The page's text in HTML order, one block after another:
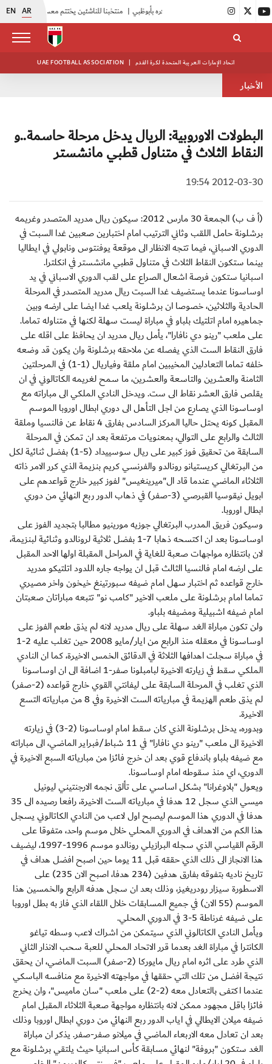
EN AR منتخبنا للناشئين يختتم معسكره الخارجي في صربيا |
UAE FOOTBALL ASSOCIATION | اتحاد الإمارات العربية المتحدة لكرة القدم
الأخبار
البطولات الاوروبية: الريال يدخل مرحلة حاسمة..و
النقاط الثلاث في متناول قطبي مانشستر
2012-03-30 19:54
(أ ف ب) الجمعة 30 مارس 2012: سيكون ريال مدريد المتصدر وغريمه
برشلونة حامل اللقب وثاني الترتيب امام اختبارين صعبين غدا السبت في
الدوري الاسباني، فيما تتجه الانظار الى موقعة يوفنتوس ونابولي في ايطاليا
بينما ستكون النقاط الثلاث في متناول قطبي مانشستر في انكلترا.
اسبانيا ستكون فرصة اشعال الصراع على لقب الدوري الاسباني في يد
اوساسونا عندما يستضيف غدا السبت ريال مدريد المتصدر في المرحلة
الحادية والثلاثين، خصوصا ان برشلونة يلعب غدا ايضا على ارضه وبين
جماهيره امام اتلتيك بلباو في مباراة ليست سهلة لكنها في متناوله تماما.
على ملعب "رينو دي نافارا"، يأمل ريال مدريد ان يحافظ على اقله على
فارق النقاط الست الذي يفصله عن ملاحقه برشلونة وان يكون قد وضعه
خلفه تماما التعادلين المخيبين امام ملقة وفياريال (1-1) في المرحلتين
الثامنة والعشرين والتاسعة والعشرين، ما سمح لغريمه الكاتالوني في ان
يقلص فارق العشر نقاط الى ست. ويدخل النادي الملكي الى مباراته مع
اوساسونا الذي يصارع من اجل التأهل الى دوري ابطال اوروبا الموسم
المقبل كونه يحتل حاليا المركز السادس بفارق 4 نقاط عن فالنسيا وملقة
الثالث والرابع على التوالي، بمعنويات مرتفعة بعد ان تمكن في المرحلة
السابقة من تحقيق فوز كبير على ريال سوسييداد (5-1) بفضل ثنائية لكل
من البرتغالي كريستيانو رونالدو والفرنسي كريم بنزيمة الذي كرر الامر ذاته
الثلاثاء الماضي عندما قاد ال"ميرينغيس" لفوز كبير خارج قواعدهم على
ابويل نيقوسيا القبرصي (3-صفر) في ذهاب الدور ربع النهائي من دوري
ابطال اوروبا.
وسيكون فريق المدرب البرتغالي جوزيه مورينيو مطالبا بتجديد الفوز على
اوساسونا بعد ان اكتسحه ذهابا 7-1 بفضل ثلاثية لرونالدو وثنائية لبنزيمة،
لان بانتظاره مواجهات صعبة للغاية في المراحل المقبلة اولها الاحد المقبل
على ارضه امام فالنسيا الثالث قبل ان يواجه جاره اللدود اتلتيكو مدريد
خارج قواعده ثم اختبار سهل امام ضيفه سبورتينغ خيخون واخر مصيري
تماما امام برشلونة على ملعب الاخير "كامب نو" تتبعه مباراتان صعبتان
امام ضيفه اشبيلية ومضيفه بلباو.
ولن تكون مباراة الغد سهلة على ريال مدريد لانه لم يذق طعم الفوز على
اوساسونا في معقله منذ الرابع من ايار/مايو 2008 حين تغلب عليه 2-1
في مباراة سجلت اهدافها الثلاثة في الدقائق الخمس الاخيرة، كما ان النادي
الملكي سقط في زيارته الاخيرة لبامبلونا صفر-1 اضافة الى ان اوساسونا
الذي تغلب في المرحلة السابقة على ليفانتي القوي خارج قواعده (2-صفر)
لم يذق طعم الهزيمة في مبارياته الست الاخيرة وفي 8 من مبارياته التسع
الاخيرة.
وبدوره، يدخل برشلونة الذي كان سقط امام اوساسونا (2-3) في زيارته
الاخيرة الى ملعب "رينو دي نافارا" في 11 شباط/فبراير الماضي، الى مباراته
مع ضيفه بلباو باندفاع قوي بعد ان خرج فائزا من مبارياته السبع الاخيرة في
الدوري، اي منذ سقوطه امام اوساسونا.
ويعول "بلاوغرانا" بشكل اساسي على تألق نجمه الارجنتيني ليونيل
ميسي الذي سجل 12 هدفا في مبارياته الست الاخيرة، رافعا رصيده الى 35
هدفا في الدوري هذا الموسم ليصبح اول لاعب من النادي الكاتالوني يسجل
هذا الكم من الاهداف في الدوري المحلي خلال موسم واحد، متفوقا على
الرقم القياسي الذي سجله البرازيلي رونالدو موسم 1996-1997، ليضيف
هذا الانجاز الى ذلك الذي حققه قبل 11 يوما حين اصبح افضل هداف في
تاريخ ناديه بتفوقه بفارق هدفين (234 هدفا، اصبح الان 235) على
الاسطورة سيزار رودريغيز، وذلك بعد ان سجل هدفه الرابع والخمسين هذا
الموسم (55 الان) في جميع المسابقات خلال اللقاء الذي فاز به بطل اوروبا
على ضيفه غرناطة 5-3 في الدوري المحلي.
ويأمل النادي الكاتالوني الذي سيتمكن من اشراك لاعب وسطه تياغو
الكانترا في مباراة الغد بعدما قرر الاتحاد المحلي للعبة سحب الانذار الثاني
الذي طرد على اثره امام ريال مايوركا (2-صفر) السبت الماضي، ان يحقق
نتيجة افضل من تلك التي حققها في مواجهته الاخيرة مع منافسه الباسكي
عندما اكتفى بالتعادل معه (2-2) على ملعب "سان ماميس"، وان يخرج
فائزا باقل مجهود ممكن لانه بانتظاره مواجهة صعبة الثلاثاء المقبل امام
ضيفه ميلان الايطالي في اياب الدور ربع النهائي من دوري ابطال اوروبا وذلك
بعد ان تعادل معه الاربعاء الماضي في ميلانو صفر-صفر. يذكر ان مباراة
الغد ستكون "بروفة" لنهائي مسابقة كأس اسبانيا حيث يلتقي برشلونة مع